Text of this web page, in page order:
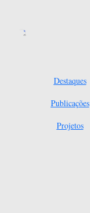
Destaques
Publicações
Projetos